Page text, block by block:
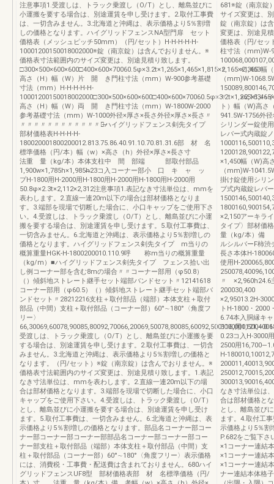
注意事項1.受渡しは、トラック乗渡し（O/T）とし、離島並びに
小運搬を要する場合は、別途運賃を申し受けます。2.取付工事費
は、一切含みません。3.北海道と沖縄は、表示価格より5％割増
しの価格となります。ハイグリッドフェンスNA型門扉 セット
価格表（メッシュピッチ50mm）（円/セット）H-H-H-H-H-
10001200150018002000※錠（南京錠）は含んでおりません。※
価格表寸法範囲内のサイズ変更は、別途見積り致します。
□300×500×600×600□400×600×70060.5φ×3.2t×1,265×1,465×1,815×2,165×2,365
高さ（H）幅（W）片 開 き門柱寸法（mm）W-900参考基礎
寸法（mm）H-H-H-H-H-
高さ（H）幅（W）両 開 き門柱寸法（mm）W-1800W-2000
参考基礎寸法（mm）W-1000外径×厚さ×長さ外径×厚さ×長さ〃
〃〃〃〃〃〃〃〃〃〃〃〃〃̶ハイグリッドフェンス剣先タイプ
部材価格表H-H-H-H-
180020001800200012.813.75.86.40.91.10.70.81.31.6部 材 名
標準価格（円/本）幅（w）×高さ（h）外径×厚さ×長さ寸
法重 量（kg/本）本体支柱中 間 部端 部取付部品
1,900w×1,785h×1,985h̶̶̶̶̶̶23コ入コーナー部小 口 キ ャ ッ
プH-1800用H-2000用H-1800用H-2000用H-1800用H-2000用
50.8φ×2.3t×2,112×2,312注意事項1.表記なき寸法単位は、mmを
表わします。2.直線一連20m以下の場合は部材価格となりま
す。3.端部を現場で切断した場合に、小口キャップをご使用下さ
い。4.受渡しは、トラック乗渡し（O/T）とし、離島並びに小運
搬を要する場合は、別途運賃を申し受けます。5.取付工事費は、
一切含みません。6.北海道と沖縄は、表示価格より5％割増しの
価格となります。ハイグリッドフェンス剣先タイプ m当りの
概算重量HGK-H-1800200010.110.9呼 称m当りの概算重量
（kg/m）■ハイグリッドフェンス剣先タイプ フェンス拾い出
し例コーナー部を含む8mの場合〃〃コーナー部用（φ50.8）
（）傾斜地ストレート継手セット端部バンドセット〃12141618
コーナー部用（φ60.5）（）傾斜地ストレート継手セット端部バ
ンドセット〃28212216支柱＋取付部品（端部）本体支柱＋取付
部品（中間）支柱＋取付部品（コーナー部）60°∼180°〈角度フ
リー〉
受渡しは、トラック乗渡し（O/T）とし、離島並びに小運搬を要
する場合は、別途運賃を申し受けます。2.取付工事費は、一切含
みません。3.北海道と沖縄は、表示価格より5％割増しの価格と
なります。（円/セット）※錠（南京錠）は含んでおりません。※
価格表寸法範囲内のサイズ変更は、別途見積り致します。1.表記
なき寸法単位は、mmを表わします。2.直線一連20m以下の場
合は部材価格となります。3.端部を現場で切断した場合に、小口
キャップをご使用下さい。4.受渡しは、トラック乗渡し（O/T）
とし、離島並びに小運搬を要する場合は、別途運賃を申し受け
ます。5.取付工事費は、一切含みません。6.北海道と沖縄は、表
示価格より5％割増しの価格となります。部品名コーナー部コー
ナー部コーナー部コーナー部部品名コーナー部コーナー部コー
ナー部支柱＋取付部品（端部）本体支柱＋取付部品（中間）支
柱＋取付部品（コーナー部）60°∼180°〈角度フリー〉表示価格
には、消費税・工事費・配送費は含まれておりません。680ハイ
グリッドフェンスUF8型 部材価格表部 材 名標準価格（円/
681※錠（南京錠
サイズ変更は、
錠（南京錠）は
変更は、別途見
価格表（円/セ
柱寸法（mm)W-
〃 ×1,463幅（
（mm)W-
〃 ×2,163ハイ
ト）幅（W)高
941.5W-1756外
シリンダー錠使
レバー式内蔵錠
×1,450幅（W)
（mm)W-
掛け錠使用シリ
ブ式内蔵錠レバ
×2,150アーキラ
タイプ〉部材
量（kg/本）備
ルシルバーF柿
長さ本体H-
使用H-
〃 ×2,960h24.6
200030,400 〃
×2,95013.2H-
トH-1800・
6.74本入胴縁キ
3000用
0.23コ入H-3000
2500用
H-
なき寸法単位は
合は部材価格と
とし、離島並び
ます。4.取付工
示価格より5％割
P.682をご覧下さ
×1コーナー連結
×1コーナー連結
×1コーナー連結
ナー連結本体格